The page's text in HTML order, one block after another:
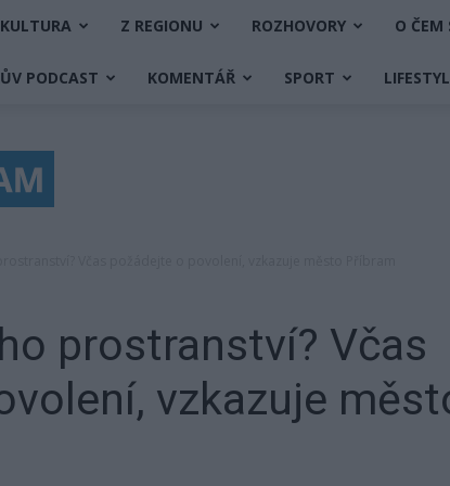
KULTURA Z REGIONU ROZHOVORY O ČEM
PODCAST KOMENTÁŘ SPORT
prostranství? Včas
vzkazuje